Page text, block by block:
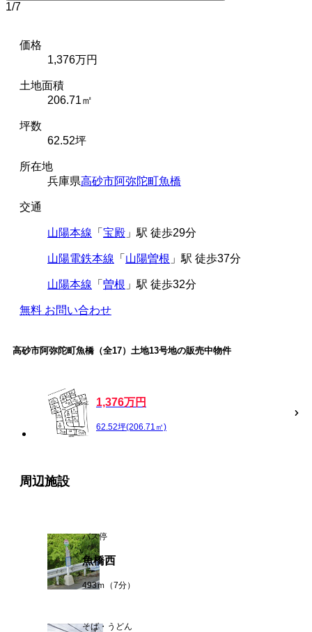
1/7
価格
1,376万円
土地面積
206.71㎡
坪数
62.52坪
所在地
兵庫県高砂市阿弥陀町魚橋
交通
山陽本線 「 宝殿 」駅 徒歩29分
山陽電鉄本線 「 山陽曽根 」駅 徒歩37分
山陽本線 「 曽根 」駅 徒歩32分
無料 お問い合わせ
高砂市阿弥陀町魚橋（全17）土地13号地の販売中物件
1,376万円
62.52坪(206.71㎡)
周辺施設
バス停
魚橋西
493ｍ（7分）
そば・うどん